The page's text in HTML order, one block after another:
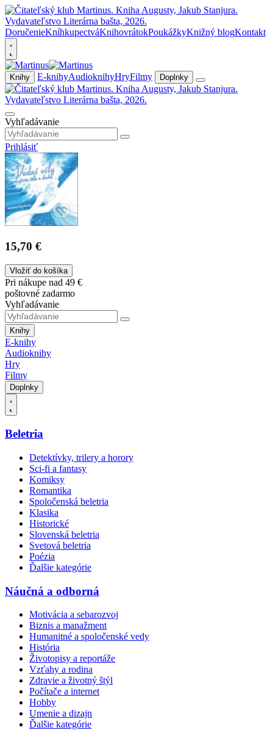
DoručenieKníhkupectváKnihovrátokPoukážkyKnižný blogKontakt
Knihy E-knihyAudioknihyHryFilmy Doplnky
Vyhľadávanie
Prihlásiť
15,70 €
Vložiť do košíka
Pri nákupe nad 49 €
poštovné zadarmo
Vyhľadávanie
Knihy
E-knihy
Audioknihy
Hry
Filmy
Doplnky
Beletria
Detektívky, trilery a horory
Sci-fi a fantasy
Komiksy
Romantika
Spoločenská beletria
Klasika
Historické
Slovenská beletria
Svetová beletria
Poézia
Ďalšie kategórie
Náučná a odborná
Motivácia a sebarozvoj
Biznis a manažment
Humanitné a spoločenské vedy
História
Životopisy a reportáže
Vzťahy a rodina
Zdravie a životný štýl
Počítače a internet
Hobby
Umenie a dizajn
Ďalšie kategórie